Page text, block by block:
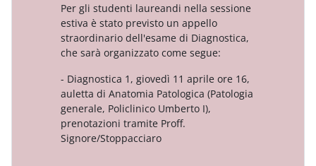
Per gli studenti laureandi nella sessione
estiva è stato previsto un appello
straordinario dell'esame di Diagnostica,
che sarà organizzato come segue:
- Diagnostica 1, giovedì 11 aprile ore 16,
auletta di Anatomia Patologica (Patologia
generale, Policlinico Umberto I),
prenotazioni tramite Proff.
Signore/Stoppacciaro